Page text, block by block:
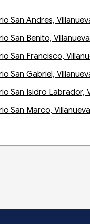
San Andres,
San Benito, Villanueva
San Francisco,
San Gabriel,
San Isidro Labrador,
San Marco, Villanueva